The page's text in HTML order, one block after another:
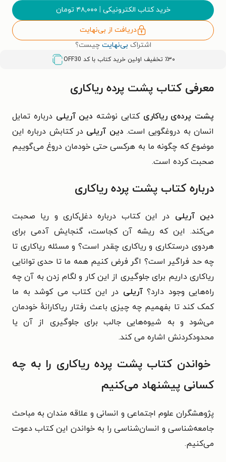
خرید کتاب الکترونیکی | ۴۸,۰۰۰ تومان
دریافت از بی‌نهایت
اشتراک بی‌نهایت چیست؟
٪۳۰ تخفیف اولین خرید کتاب با کد OFF30
معرفی کتاب پشت پرده ریاکاری
پشت پرده‌ی ریاکاری کتابی نوشته دین آریلی درباره تمایل
انسان به دروغگویی است. دین آریلی در کتابش درباره این
موضوع که چگونه ما به هرکسی حتی خودمان دروغ می‌گوییم
صحبت کرده است.
درباره کتاب پشت پرده ریاکاری
دین آریلی در این کتاب درباره دغل‌کاری و ریا صحبت
می‌کند. این که ریشه آن کجاست، گنجایش آدمی برای
هردوی درستکاری و ریاکاری چقدر است؟ و مسئله ریاکاری تا
چه حد فراگیر است؟ اگر فرض کنیم همه ما تا حدی توانایی
ریاکاری داریم برای جلوگیری از این کار و لگام زدن به آن چه
راه‌هایی وجود دارد؟آریلی در این کتاب می کوشد به ما
کمک کند تا بفهمیم چه چیزی باعث رفتار ریاکارانهٔ خودمان
می‌شود و به شیوه‌هایی جالب برای جلوگیری از آن یا
محدودکردنش اشاره می کند.
خواندن کتاب پشت پرده ریاکاری را به چه
کسانی پیشنهاد می‌کنیم
پژوهشگران علوم اجتماعی و انسانی و علاقه مندان به مباحث
جامعه‌شناسی و انسان‌شناسی را به خواندن این کتاب دعوت
می‌کنیم.